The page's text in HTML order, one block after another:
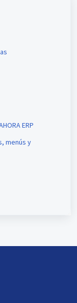
ERP
menús y